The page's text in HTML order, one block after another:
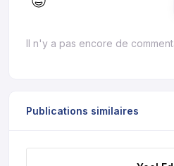
Il n'y a pas encore de
Publications similaires